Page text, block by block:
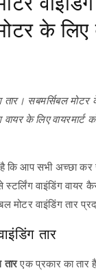
के लिए
तार। सबमर्सिबल मोटर
वायर के लिए
कि आप सभी अच्छा कर
स्टर्लिंग वाइंडिंग
मोटर वाइंडिंग तार
तार
तारएक प्रकार का तार